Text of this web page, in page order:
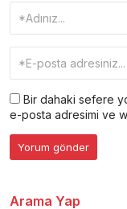
Bir dahaki sefere
e-posta adresimi ve
Arama Yap